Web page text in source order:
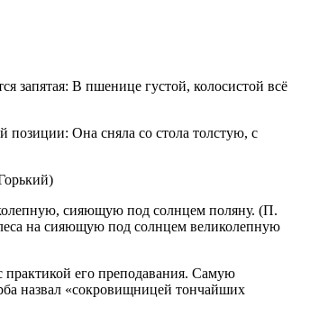
запятая: В пшенице густой, колосистой всё
позиции: Она сняла со стола толстую, с
сияющую под солнцем поляну. (П.
на сияющую под солнцем великолепную
его преподавания. Самую
назвал «сокровищницей тончайших